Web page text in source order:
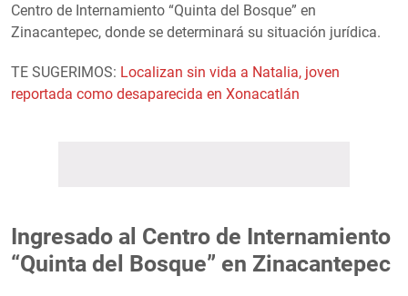
Centro de Internamiento “Quinta del Bosque” en
Zinacantepec, donde se determinará su situación jurídica.
TE SUGERIMOS: Localizan sin vida a Natalia, joven
reportada como desaparecida en Xonacatlán
Ingresado al Centro de Internamiento
“Quinta del Bosque” en Zinacantepec